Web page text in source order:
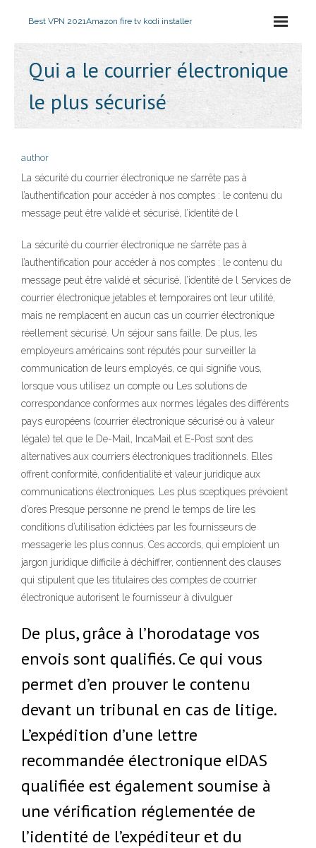
Best VPN 2021Amazon fire tv kodi installer
Qui a le courrier électronique
le plus sécurisé
author
La sécurité du courrier électronique ne s’arrête pas à
l’authentification pour accéder à nos comptes : le contenu du
message peut être validé et sécurisé, l’identité de l
La sécurité du courrier électronique ne s’arrête pas à
l’authentification pour accéder à nos comptes : le contenu du
message peut être validé et sécurisé, l’identité de l Services de
courrier électronique jetables et temporaires ont leur utilité,
mais ne remplacent en aucun cas un courrier électronique
réellement sécurisé. Un séjour sans faille. De plus, les
employeurs américains sont réputés pour surveiller la
communication de leurs employés, ce qui signifie vous,
lorsque vous utilisez un compte ou Les solutions de
correspondance conformes aux normes légales des différents
pays européens (courrier électronique sécurisé ou à valeur
légale) tel que le De-Mail, IncaMail et E-Post sont des
alternatives aux courriers électroniques traditionnels. Elles
offrent conformité, confidentialité et valeur juridique aux
communications électroniques. Les plus sceptiques prévoient
d’ores Presque personne ne prend le temps de lire les
conditions d’utilisation édictées par les fournisseurs de
messagerie les plus connus. Ces accords, qui emploient un
jargon juridique difficile à déchiffrer, contiennent des clauses
qui stipulent que les titulaires des comptes de courrier
électronique autorisent le fournisseur à divulguer
De plus, grâce à l’horodatage vos
envois sont qualifiés. Ce qui vous
permet d’en prouver le contenu
devant un tribunal en cas de litige.
L’expédition d’une lettre
recommandée électronique eIDAS
qualifiée est également soumise à
une vérification réglementée de
l’identité de l’expéditeur et du